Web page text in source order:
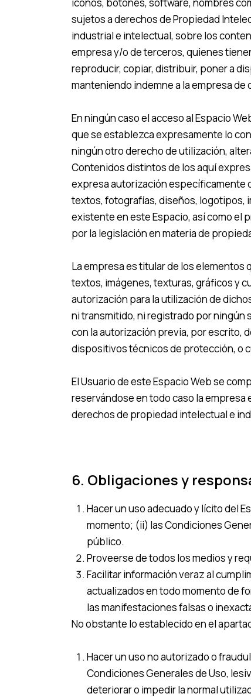
sujetos a derechos de Propiedad
industrial e intelectual, sobre los
empresa y/o de terceros, quienes
reproducir, copiar, distribuir, poner a
manteniendo indemne a la empresa
En ningún caso el acceso al Espacio
que se establezca expresamente lo
ningún otro derecho de utilización,
Contenidos distintos de los aquí
expresa autorización específicamente
textos, fotografías, diseños, logotipos,
existente en este Espacio, así como el
por la legislación en materia de
La empresa es titular de los elementos
textos, imágenes, texturas, gráficos y
autorización para la utilización de
ni transmitido, ni registrado por ningún
con la autorización previa, por escrito,
dispositivos técnicos de protección, o
El Usuario de este Espacio Web se
reservándose en todo caso la
derechos de propiedad intelectual e
6. Obligaciones y
Hacer un uso adecuado y lícito del
momento; (ii) las Condiciones
público.
Proveerse de todos los medios y
Facilitar información veraz al
actualizados en todo momento de
las manifestaciones falsas o
No obstante lo establecido en el
Hacer un uso no autorizado o
Condiciones Generales de Uso,
deteriorar o impedir la normal